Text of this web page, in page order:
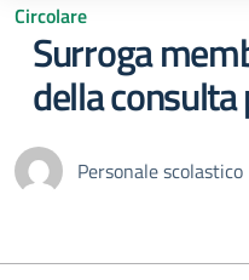
Circolare
Surroga
della
Personale scolastico